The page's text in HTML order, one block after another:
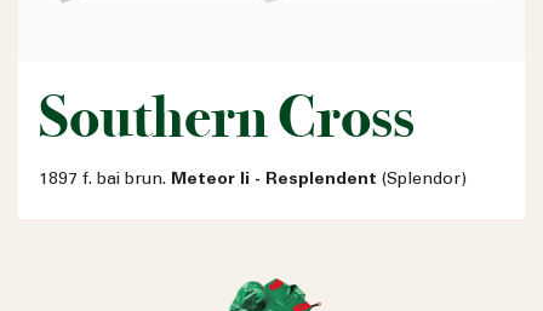
Southern Cross
1897 f. bai brun. Meteor Ii - Resplendent (Splendor)